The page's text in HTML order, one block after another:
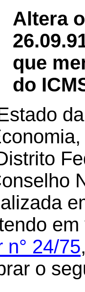
Altera
que
do
n° 24/75
o